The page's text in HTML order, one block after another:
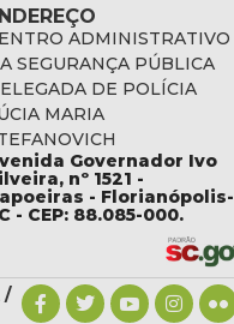
ADMINISTRATIVO
SEGURANÇA PÚBLICA
DE POLÍCIA
MARIA
Governador Ivo
nº 1521 -
- Florianópolis-
- CEP: 88.085-000.
/